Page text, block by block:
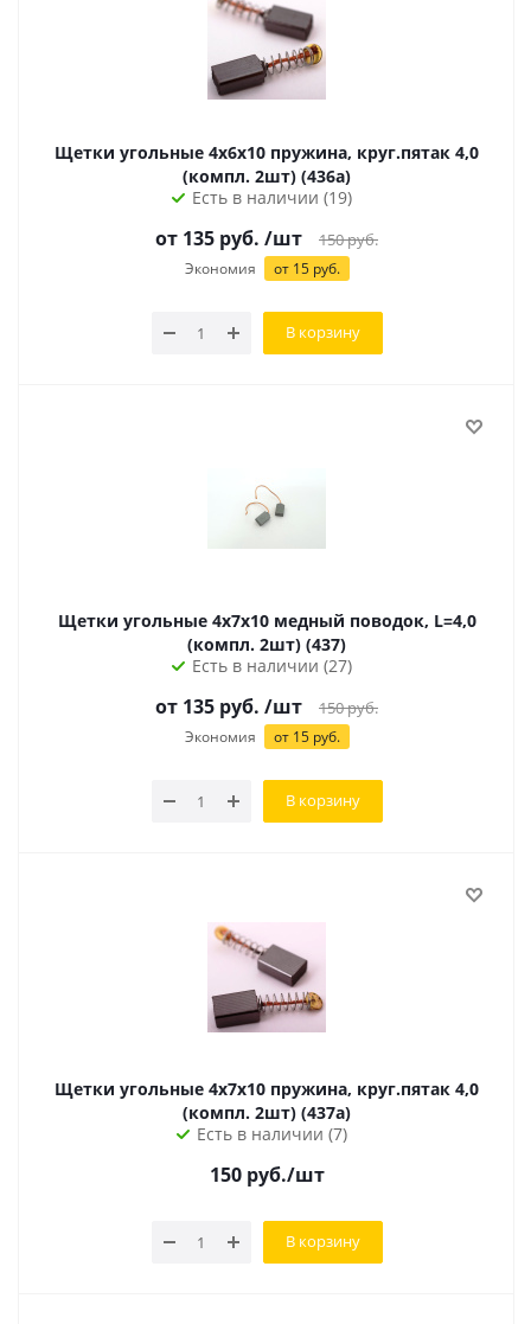
Щетки угольные 4х6х10 пружина, круг.пятак 4,0
(компл. 2шт) (436а)
Есть в наличии (19)
от 135 руб. /шт 150руб.
Экономия от 15руб.
В корзину
Щетки угольные 4х7х10 медный поводок, L=4,0
(компл. 2шт) (437)
Есть в наличии (27)
от 135 руб. /шт 150руб.
Экономия от 15руб.
В корзину
Щетки угольные 4х7х10 пружина, круг.пятак 4,0
(компл. 2шт) (437а)
Есть в наличии (7)
150руб./шт
В корзину